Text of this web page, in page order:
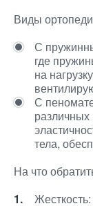
Виды
С
где
на
С
тела,
На что